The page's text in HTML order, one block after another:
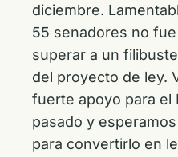
diciembre.
55 senadores no
superar a un
del proyecto de ley.
fuerte apoyo para el
pasado y
para convertirlo en